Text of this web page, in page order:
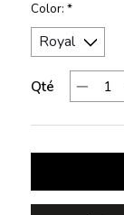
Color: *
Qté